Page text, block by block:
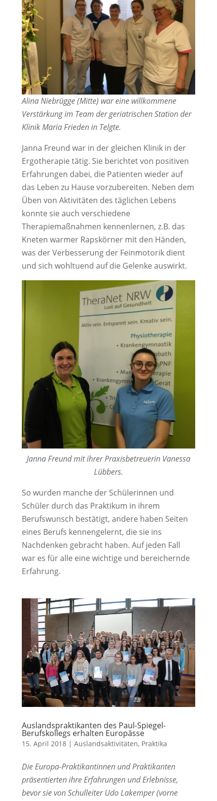
Alina Niebrügge (Mitte) war eine willkommene
Verstärkung im Team der geriatrischen Station der
Klinik Maria Frieden in Telgte.
Janna Freund war in der gleichen Klinik in der
Ergotherapie tätig. Sie berichtet von positiven
Erfahrungen dabei, die Patienten wieder auf
das Leben zu Hause vorzubereiten. Neben dem
Üben von Aktivitäten des täglichen Lebens
konnte sie auch verschiedene
Therapiemaßnahmen kennenlernen, z.B. das
Kneten warmer Rapskörner mit den Händen,
was der Verbesserung der Feinmotorik dient
und sich wohltuend auf die Gelenke auswirkt.
Janna Freund mit ihrer Praxisbetreuerin Vanessa
Lübbers.
So wurden manche der Schülerinnen und
Schüler durch das Praktikum in ihrem
Berufswunsch bestätigt, andere haben Seiten
eines Berufs kennengelernt, die sie ins
Nachdenken gebracht haben. Auf jeden Fall
war es für alle eine wichtige und bereichernde
Erfahrung.
Auslandspraktikanten des Paul-Spiegel-
Berufskollegs erhalten Europässe
15. April 2018| Auslandsaktivitäten, Praktika
Die Europa-Praktikantinnen und Praktikanten
präsentierten ihre Erfahrungen und Erlebnisse,
bevor sie von Schulleiter Udo Lakemper (vorne